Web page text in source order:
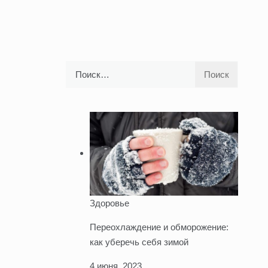
Здоровье
Переохлаждение и обморожение:
как уберечь себя зимой
4 июня, 2023